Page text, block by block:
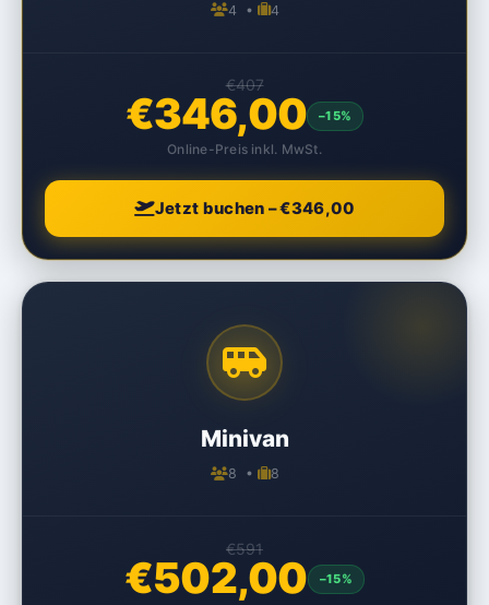
4 • 4
€407
€346,00 –15%
Online-Preis inkl. MwSt.
Jetzt buchen – €346,00
Minivan
8 • 8
€591
€502,00 –15%